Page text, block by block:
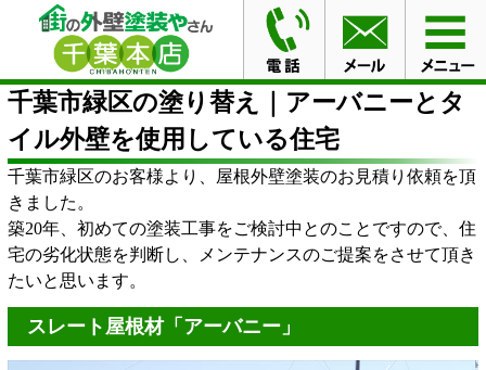
HOME ブログ
千葉市緑区の塗り替え｜アーバニーとタ
イル外壁を使用している住宅
千葉市緑区の塗り替え｜アーバニーとタ
イル外壁を使用している住宅
千葉市緑区のお客様より、屋根外壁塗装のお見積り依頼を頂
きました。
築20年、初めての塗装工事をご検討中とのことですので、住
宅の劣化状態を判断し、メンテナンスのご提案をさせて頂き
たいと思います。
スレート屋根材「アーバニー」